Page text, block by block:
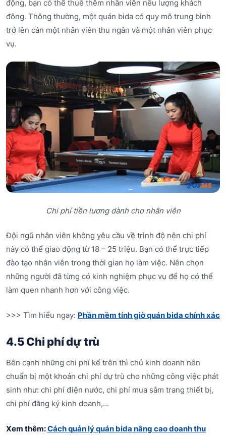
động, bạn có thể thuê thêm nhân viên nếu lượng khách
đông. Thông thường, một quán bida có quy mô trung bình
trở lên cần một nhân viên thu ngân và một nhân viên phục
vụ.
Chi phí tiền lương dành cho nhân viên
Đội ngũ nhân viên không yêu cầu về trình độ nên chi phí
này có thể giao động từ 18 – 25 triệu. Bạn có thể trực tiếp
đào tạo nhân viên trong thời gian họ làm việc. Nên chọn
những người đã từng có kinh nghiệm phục vụ để họ có thể
làm quen nhanh hơn với công việc.
>>> Tìm hiểu ngay: Phần mềm tính giờ quán bida chính xác
4.5 Chi phí dự trù
Bên cạnh những chi phí kể trên thì chủ kinh doanh nên
chuẩn bị một khoản chi phí dự trù cho những công việc phát
sinh như: chi phí điện nước, chi phí mua sắm trang thiết bị,
chi phí đăng ký kinh doanh,…
Xem thêm:Cách quản lý quán bida nâng cao doanh thu